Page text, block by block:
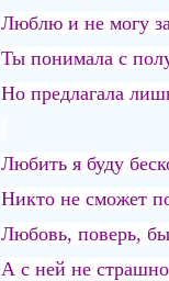
Люблю и не могу
Ты понимала с
Но предлагала
Любить я буду
Никто не сможет
Любовь, поверь,
А с ней не